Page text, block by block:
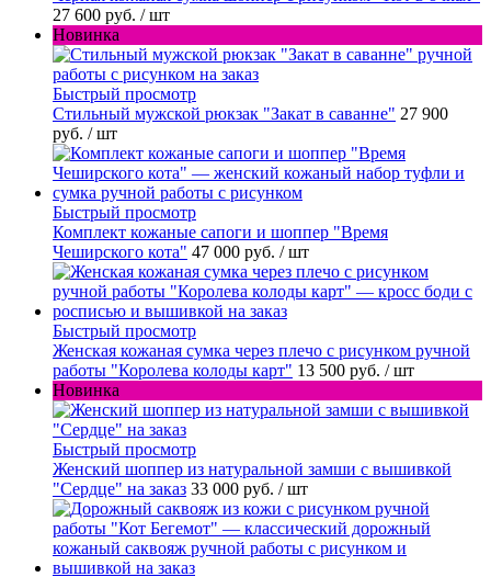
27 600 руб. / шт
Новинка
Быстрый просмотр
Стильный мужской рюкзак "Закат в саванне" 27 900
руб. / шт
Быстрый просмотр
Комплект кожаные сапоги и шоппер "Время
Чеширского кота" 47 000 руб. / шт
Быстрый просмотр
Женская кожаная сумка через плечо с рисунком ручной
работы "Королева колоды карт" 13 500 руб. / шт
Новинка
Быстрый просмотр
Женский шоппер из натуральной замши с вышивкой
"Сердце" на заказ 33 000 руб. / шт